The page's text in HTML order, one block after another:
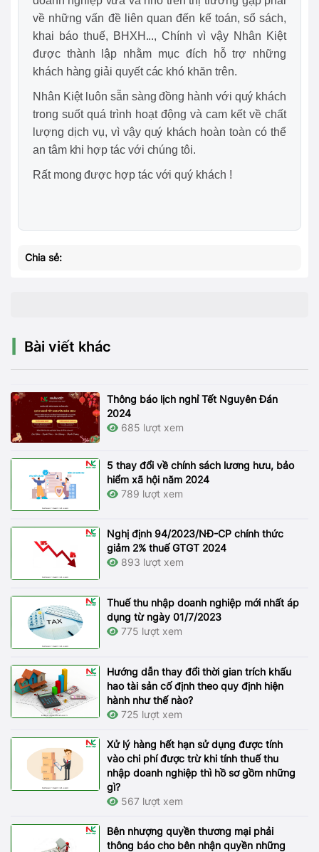
về những vấn đề liên quan đến kế toán, sổ sách,
khai báo thuế, BHXH..., Chính vì vậy Nhân Kiệt
được thành lập nhằm mục đích hỗ trợ những
khách hàng giải quyết các khó khăn trên.
Nhân Kiệt luôn sẵn sàng đồng hành với quý khách
trong suốt quá trình hoạt động và cam kết về chất
lượng dịch vụ, vì vậy quý khách hoàn toàn có thể
an tâm khi hợp tác với chúng tôi.
Rất mong được hợp tác với quý khách !
Chia sẻ:
Bài viết khác
Thông báo lịch nghỉ Tết Nguyên Đán
2024
685 lượt xem
5 thay đổi về chính sách lương hưu, bảo
hiểm xã hội năm 2024
789 lượt xem
Nghị định 94/2023/NĐ-CP chính thức
giảm 2% thuế GTGT 2024
893 lượt xem
Thuế thu nhập doanh nghiệp mới nhất áp
dụng từ ngày 01/7/2023
775 lượt xem
Hướng dẫn thay đổi thời gian trích khấu
hao tài sản cố định theo quy định hiện
hành như thế nào?
725 lượt xem
Xử lý hàng hết hạn sử dụng được tính
vào chi phí được trừ khi tính thuế thu
nhập doanh nghiệp thì hồ sơ gồm những
gì?
567 lượt xem
Bên nhượng quyền thương mại phải
thông báo cho bên nhận quyền những